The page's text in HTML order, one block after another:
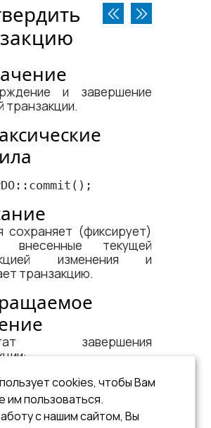
и завершение
транзакции.
сохраняет (фиксирует)
текущей
изменения и
транзакцию.
завершения
– данные сохранены в
– неуспешное
cookies, чтобы Вам
им пользоваться.
с нашим сайтом, Вы